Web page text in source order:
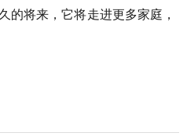
的将来，它将走进更多家庭，